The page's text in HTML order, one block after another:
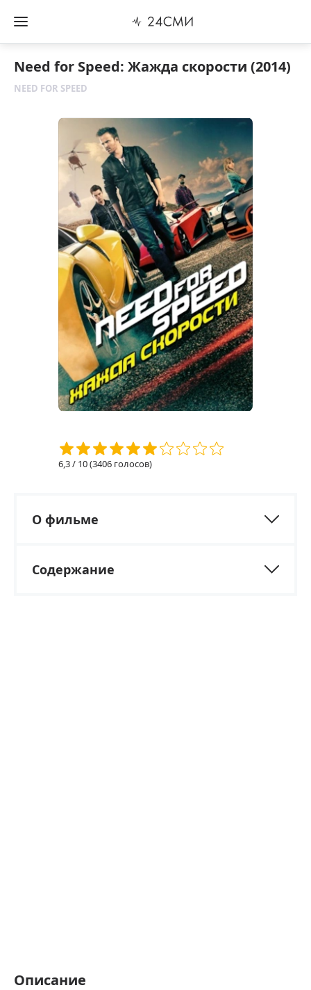
Need for Speed: Жажда скорости (2014)
NEED FOR SPEED
6,3/ 10 (3406 голосов)
О фильме
Содержание
Описание